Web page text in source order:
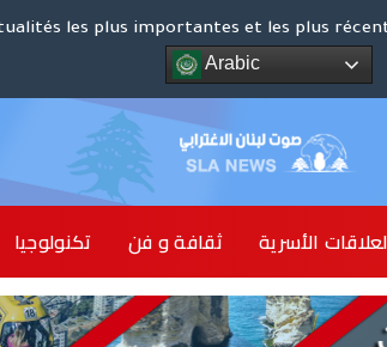
les plus importantes et les plus
Arabic
تكنولوجيا ثقافة و فن الأسرية
كوت